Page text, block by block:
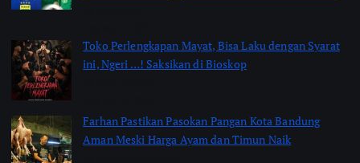
Toko Perlengkapan Mayat, Bisa Laku dengan Syarat
ini, Ngeri …! Saksikan di Bioskop
Farhan Pastikan Pasokan Pangan Kota Bandung
Aman Meski Harga Ayam dan Timun Naik